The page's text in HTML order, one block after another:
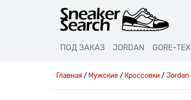
ПОД ЗАКАЗ JORDAN GORE-TEX
Главная / Мужские / Кроссовки / Jordan